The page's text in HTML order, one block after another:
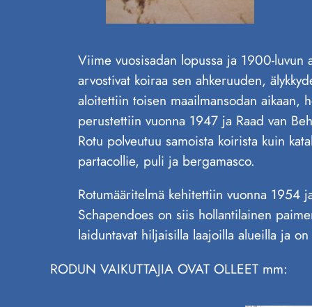
Viime vuosisadan lopussa ja 1900-luvun
arvostivat koiraa sen ahkeruuden,
aloitettiin toisen maailmansodan aikaan,
perustettiin vuonna 1947 ja Raad van
Rotu polveutuu samoista koirista kuin
partacollie, puli ja bergamasco.
Rotumääritelmä kehitettiin vuonna 1954
Schapendoes on siis hollantilainen
laiduntavat hiljaisilla laajoilla alueilla ja
RODUN VAIKUTTAJIA OVAT OLLEET mm: